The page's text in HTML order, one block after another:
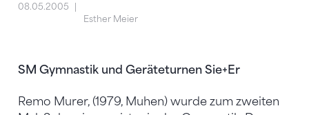
08.05.2005
Esther Meier
SM Gymnastik und Geräteturnen Sie+Er
Remo Murer, (1979, Muhen) wurde zum zweiten